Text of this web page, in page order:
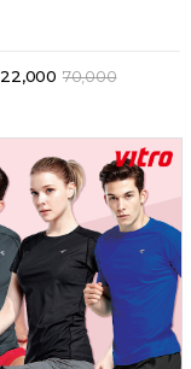
22,000 70,000